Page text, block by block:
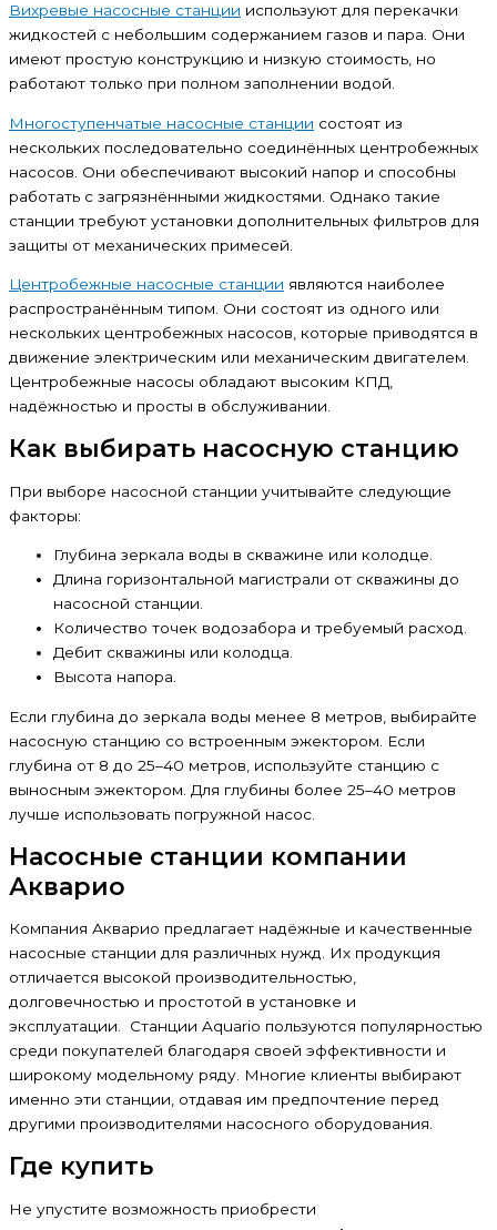
Вихревые насосные станции используют для перекачки
жидкостей с небольшим содержанием газов и пара. Они
имеют простую конструкцию и низкую стоимость, но
работают только при полном заполнении водой.
Многоступенчатые насосные станции состоят из
нескольких последовательно соединённых центробежных
насосов. Они обеспечивают высокий напор и способны
работать с загрязнёнными жидкостями. Однако такие
станции требуют установки дополнительных фильтров для
защиты от механических примесей.
Центробежные насосные станции являются наиболее
распространённым типом. Они состоят из одного или
нескольких центробежных насосов, которые приводятся в
движение электрическим или механическим двигателем.
Центробежные насосы обладают высоким КПД,
надёжностью и просты в обслуживании.
Как выбирать насосную станцию
При выборе насосной станции учитывайте следующие
факторы:
Глубина зеркала воды в скважине или колодце.
Длина горизонтальной магистрали от скважины до
насосной станции.
Количество точек водозабора и требуемый расход.
Дебит скважины или колодца.
Высота напора.
Если глубина до зеркала воды менее 8 метров, выбирайте
насосную станцию со встроенным эжектором. Если
глубина от 8 до 25–40 метров, используйте станцию с
выносным эжектором. Для глубины более 25–40 метров
лучше использовать погружной насос.
Насосные станции компании
Акварио
Компания Акварио предлагает надёжные и качественные
насосные станции для различных нужд. Их продукция
отличается высокой производительностью,
долговечностью и простотой в установке и
эксплуатации. Станции Aquario пользуются популярностью
среди покупателей благодаря своей эффективности и
широкому модельному ряду. Многие клиенты выбирают
именно эти станции, отдавая им предпочтение перед
другими производителями насосного оборудования.
Где купить
Не упустите возможность приобрести